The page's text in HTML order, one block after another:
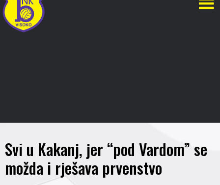
Svi u Kakanj, jer “pod Vardom” se
možda i rješava prvenstvo